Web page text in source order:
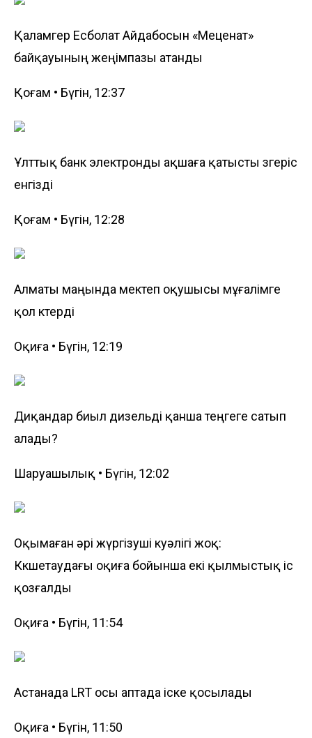
Қаламгер Есболат Айдабосын «Меценат»
байқауының жеңімпазы атанды
Қоғам • Бүгін, 12:37
Ұлттық банк электронды ақшаға қатысты өзгеріс
енгізді
Қоғам • Бүгін, 12:28
Алматы маңында мектеп оқушысы мұғалімге
қол көтерді
Оқиға • Бүгін, 12:19
Диқандар биыл дизельді қанша теңгеге сатып
алады?
Шаруашылық • Бүгін, 12:02
Оқымаған әрі жүргізуші куәлігі жоқ:
Көкшетаудағы оқиға бойынша екі қылмыстық іс
қозғалды
Оқиға • Бүгін, 11:54
Астанада LRT осы аптада іске қосылады
Оқиға • Бүгін, 11:50